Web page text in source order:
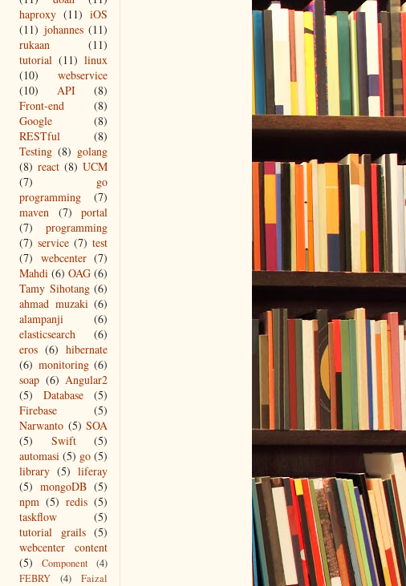
haproxy (11) iOS
(11) johannes (11)
rukaan
(11)
tutorial (11) linux
(10)
webservice
(10)
API
(8)
Front-end
(8)
Google
(8)
RESTful
(8)
Testing (8) golang
(8) react (8) UCM
(7)
go
programming
(7)
maven
(7)
portal
(7)
programming
(7) service (7) test
(7) webcenter (7)
Mahdi (6) OAG (6)
Tamy Sihotang (6)
ahmad muzaki (6)
alampanji
(6)
elasticsearch
(6)
eros (6) hibernate
(6) monitoring (6)
soap (6) Angular2
(5)
Database
(5)
Firebase
(5)
Narwanto (5) SOA
(5)
Swift
(5)
automasi (5) go (5)
library (5) liferay
(5) mongoDB (5)
npm (5) redis (5)
taskflow
(5)
tutorial grails (5)
webcenter content
(5)
Component (4)
FEBRY
(4)
Faizal